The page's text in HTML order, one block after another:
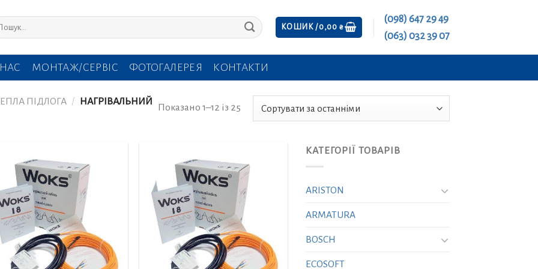
КОШИК /0,00 ₴
(098) 647 29 49
(063) 032 39 07
МОНТАЖ/СЕРВІС ФОТОГАЛЕРЕЯ КОНТАКТИ
ПІДЛОГА /
НАГРІВАЛЬНИЙ
Показано 1–12 із 25
КАТЕГОРІЇ ТОВАРІВ
ARISTON
ARMATURA
BOSCH
ECOSOFT